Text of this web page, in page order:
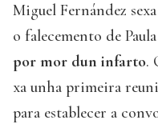
Miguel Fernández
o falecemento de
por mor dun infarto.
xa unha primeira
para establecer a